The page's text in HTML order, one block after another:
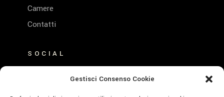
Gestisci Consenso Cookie
Camere
Contatti
SOCIAL